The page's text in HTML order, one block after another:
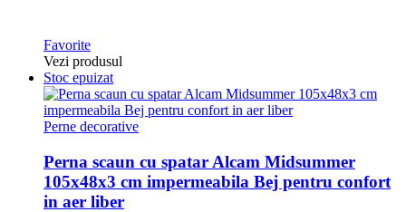
Favorite
Vezi produsul
Stoc epuizat
Perne decorative
Perna scaun cu spatar Alcam Midsummer
105x48x3 cm impermeabila Bej pentru confort
in aer liber